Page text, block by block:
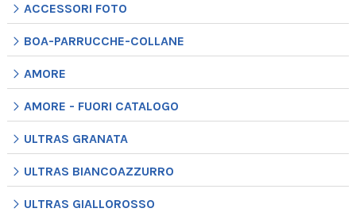
ACCESSORI FOTO
BOA-PARRUCCHE-COLLANE
AMORE
AMORE - FUORI CATALOGO
ULTRAS GRANATA
ULTRAS BIANCOAZZURRO
ULTRAS GIALLOROSSO